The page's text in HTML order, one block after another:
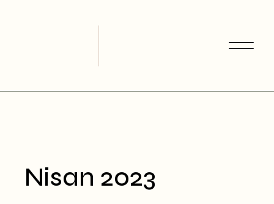
Nisan 2023